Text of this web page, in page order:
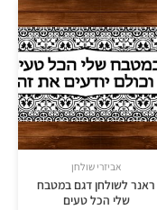
אביזרי שולחן
ראנר לשולחן דגם במטבח
שלי הכל טעים